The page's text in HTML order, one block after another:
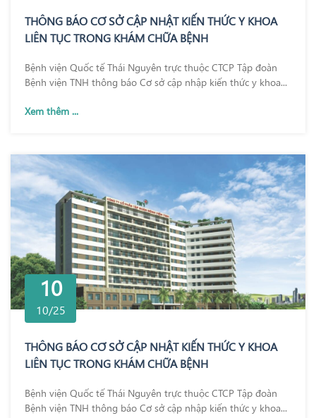
THÔNG BÁO CƠ SỞ CẬP NHẬT KIẾN THỨC Y KHOA
LIÊN TỤC TRONG KHÁM CHỮA BỆNH
Bệnh viện Quốc tế Thái Nguyên trực thuộc CTCP Tập đoàn
Bệnh viện TNH thông báo Cơ sở cập nhập kiến thức y khoa...
Xem thêm ...
10
10/25
THÔNG BÁO CƠ SỞ CẬP NHẬT KIẾN THỨC Y KHOA
LIÊN TỤC TRONG KHÁM CHỮA BỆNH
Bệnh viện Quốc tế Thái Nguyên trực thuộc CTCP Tập đoàn
Bệnh viện TNH thông báo Cơ sở cập nhập kiến thức y khoa...